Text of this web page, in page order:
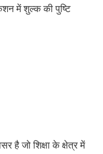
में शुल्क की पुष्टि
है जो शिक्षा के क्षेत्र में